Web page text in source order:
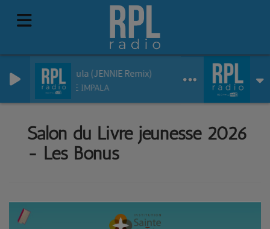
Dracula (JENNIE Remix)
TAME IMPALA
Salon du Livre jeunesse 2026
- Les Bonus